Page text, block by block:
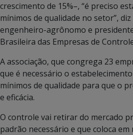
crescimento de 15%–, “é preciso
mínimos de qualidade no setor”, diz
engenheiro-agrônomo e
Brasileira das Empresas de
A associação, que congrega 23
que é necessário o
mínimos de qualidade para que o
e eficácia.
O controle vai retirar do mercado
padrão necessário e que coloca